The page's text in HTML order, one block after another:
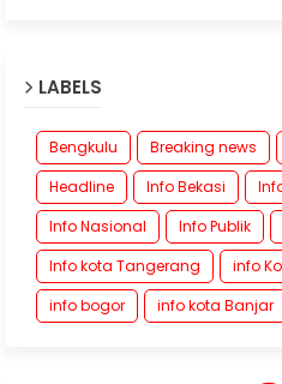
LABELS
Bengkulu Breaking news
Headline
Info Bekasi
Info Nasional
Info Publik
Info kota Tangerang
info
info bogor
info kota Banjar